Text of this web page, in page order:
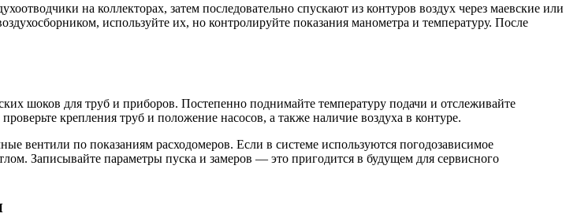
на коллекторах, затем последовательно спускают из контуров воздух через маевские или
используйте их, но контролируйте показания манометра и температуру. После
шоков для труб и приборов. Постепенно поднимайте температуру подачи и отслеживайте
крепления труб и положение насосов, а также наличие воздуха в контуре.
вентили по показаниям расходомеров. Если в системе используются погодозависимое
Записывайте параметры пуска и замеров — это пригодится в будущем для сервисного